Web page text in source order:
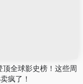
顶全球影史榜！这些周
疯了！